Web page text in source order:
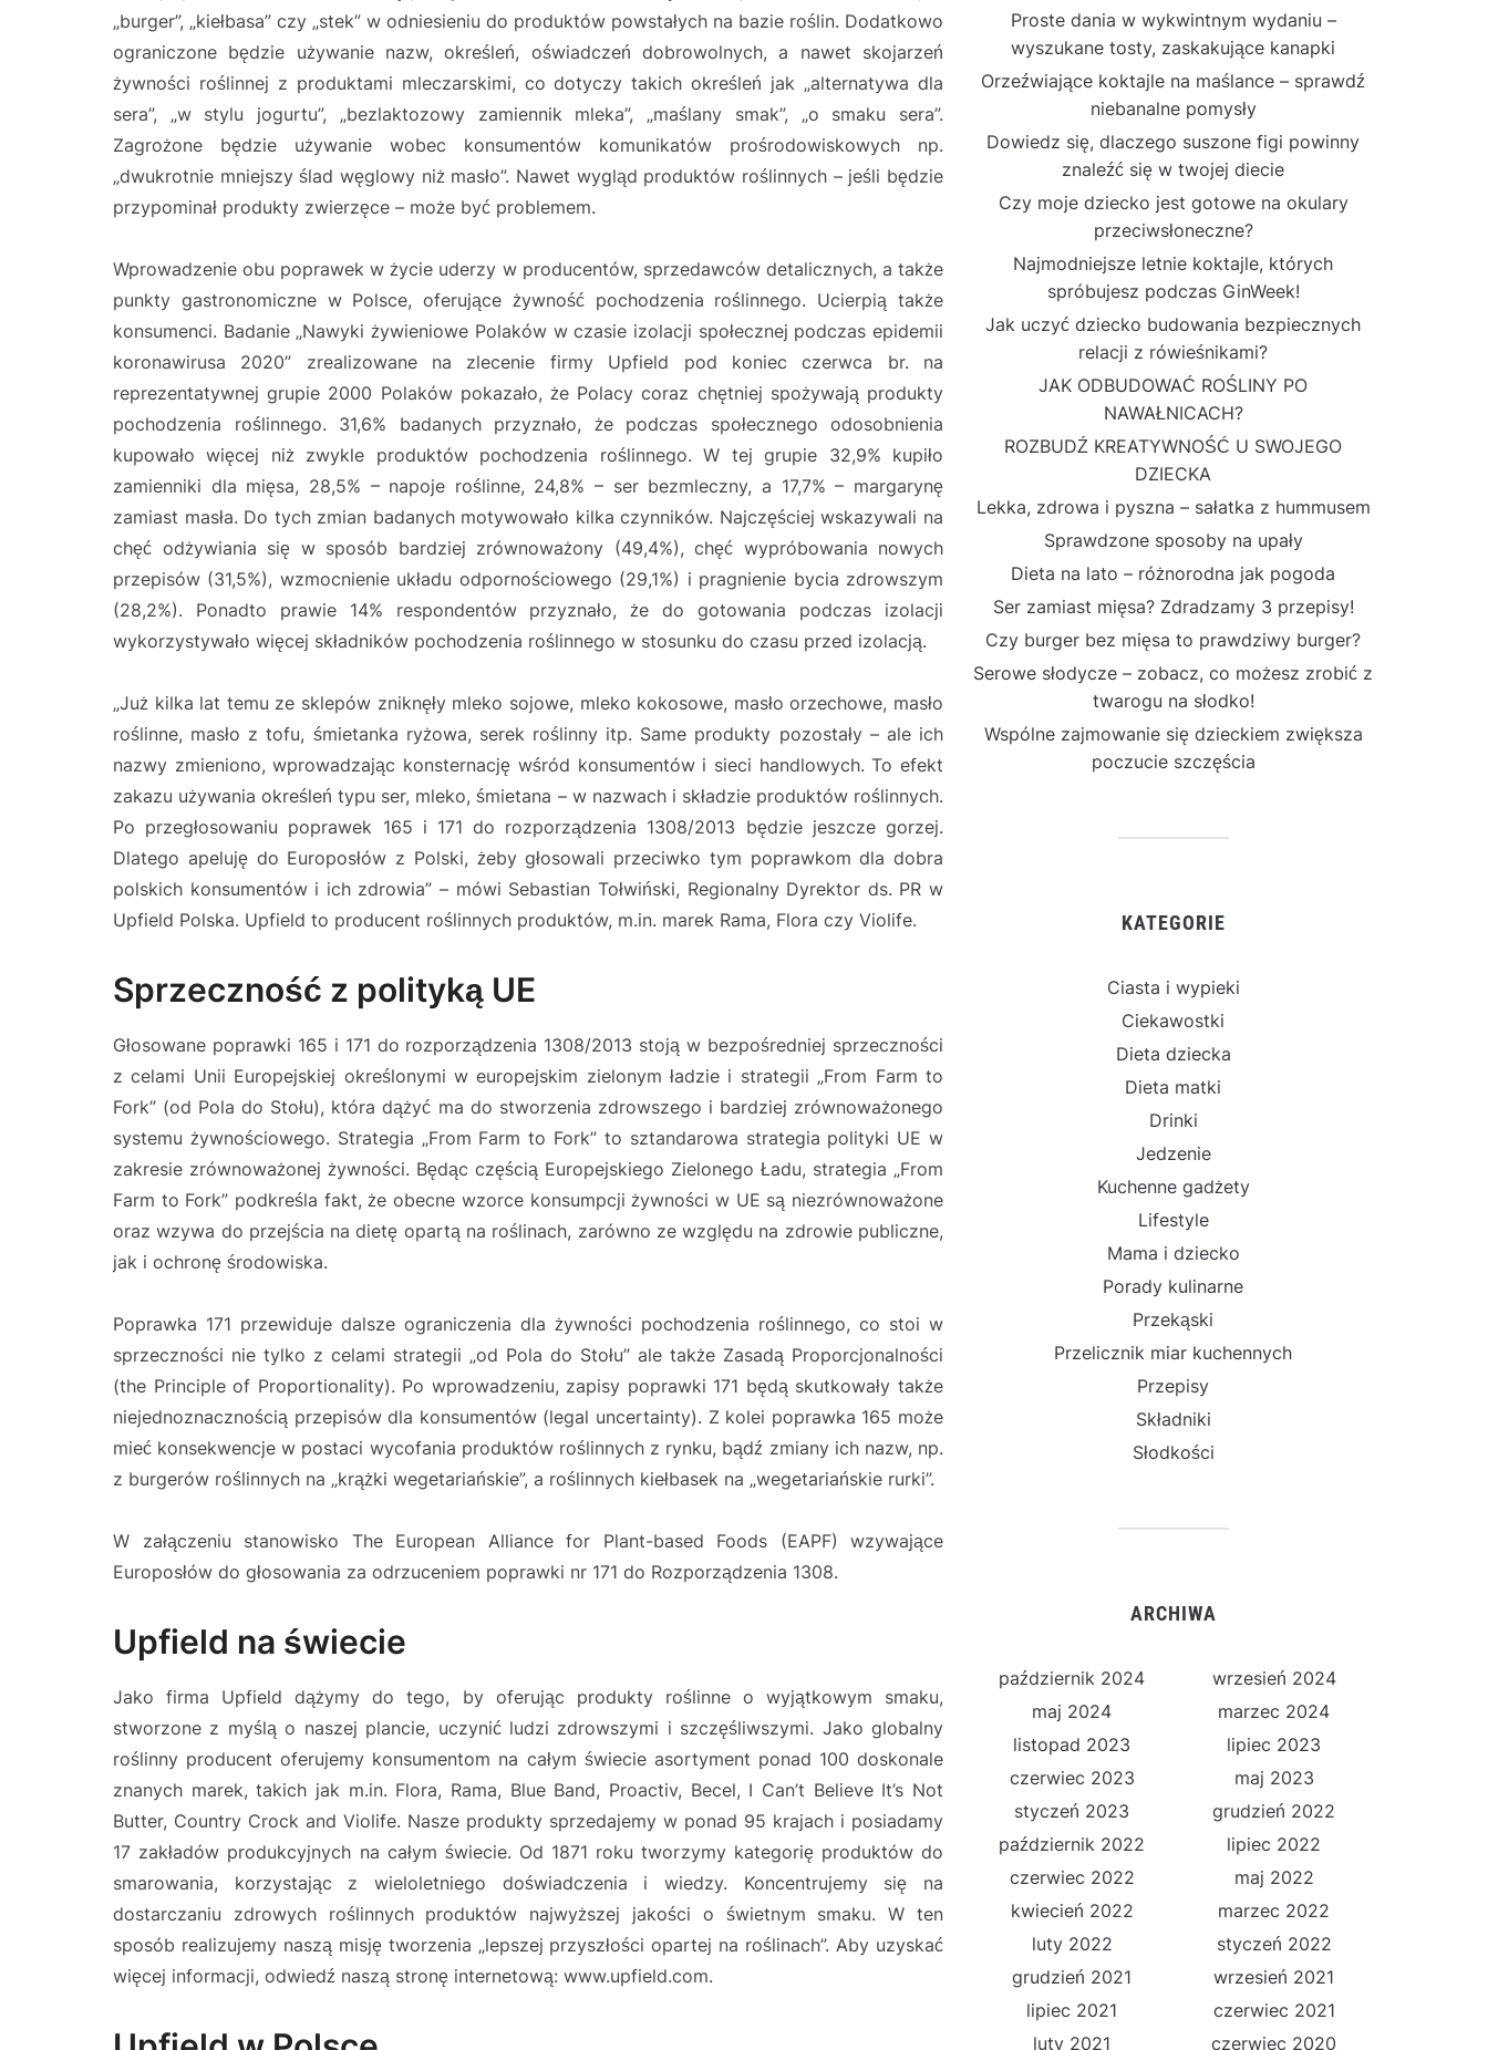
„burger”, „kiełbasa” czy „stek” w odniesieniu do produktów powstałych na bazie roślin. Dodatkowo
ograniczone będzie używanie nazw, określeń, oświadczeń dobrowolnych, a nawet skojarzeń
żywności roślinnej z produktami mleczarskimi, co dotyczy takich określeń jak „alternatywa dla
sera”, „w stylu jogurtu”, „bezlaktozowy zamiennik mleka”, „maślany smak”, „o smaku sera”.
Zagrożone będzie używanie wobec konsumentów komunikatów prośrodowiskowych np.
„dwukrotnie mniejszy ślad węglowy niż masło”. Nawet wygląd produktów roślinnych – jeśli będzie
przypominał produkty zwierzęce – może być problemem.
Wprowadzenie obu poprawek w życie uderzy w producentów, sprzedawców detalicznych, a także
punkty gastronomiczne w Polsce, oferujące żywność pochodzenia roślinnego. Ucierpią także
konsumenci. Badanie „Nawyki żywieniowe Polaków w czasie izolacji społecznej podczas epidemii
koronawirusa 2020” zrealizowane na zlecenie firmy Upfield pod koniec czerwca br. na
reprezentatywnej grupie 2000 Polaków pokazało, że Polacy coraz chętniej spożywają produkty
pochodzenia roślinnego. 31,6% badanych przyznało, że podczas społecznego odosobnienia
kupowało więcej niż zwykle produktów pochodzenia roślinnego. W tej grupie 32,9% kupiło
zamienniki dla mięsa, 28,5% – napoje roślinne, 24,8% – ser bezmleczny, a 17,7% – margarynę
zamiast masła. Do tych zmian badanych motywowało kilka czynników. Najczęściej wskazywali na
chęć odżywiania się w sposób bardziej zrównoważony (49,4%), chęć wypróbowania nowych
przepisów (31,5%), wzmocnienie układu odpornościowego (29,1%) i pragnienie bycia zdrowszym
(28,2%). Ponadto prawie 14% respondentów przyznało, że do gotowania podczas izolacji
wykorzystywało więcej składników pochodzenia roślinnego w stosunku do czasu przed izolacją.
„Już kilka lat temu ze sklepów zniknęły mleko sojowe, mleko kokosowe, masło orzechowe, masło
roślinne, masło z tofu, śmietanka ryżowa, serek roślinny itp. Same produkty pozostały – ale ich
nazwy zmieniono, wprowadzając konsternację wśród konsumentów i sieci handlowych. To efekt
zakazu używania określeń typu ser, mleko, śmietana – w nazwach i składzie produktów roślinnych.
Po przegłosowaniu poprawek 165 i 171 do rozporządzenia 1308/2013 będzie jeszcze gorzej.
Dlatego apeluję do Europosłów z Polski, żeby głosowali przeciwko tym poprawkom dla dobra
polskich konsumentów i ich zdrowia” – mówi Sebastian Tołwiński, Regionalny Dyrektor ds. PR w
Upfield Polska. Upfield to producent roślinnych produktów, m.in. marek Rama, Flora czy Violife.
Sprzeczność z polityką UE
Głosowane poprawki 165 i 171 do rozporządzenia 1308/2013 stoją w bezpośredniej sprzeczności
z celami Unii Europejskiej określonymi w europejskim zielonym ładzie i strategii „From Farm to
Fork” (od Pola do Stołu), która dążyć ma do stworzenia zdrowszego i bardziej zrównoważonego
systemu żywnościowego. Strategia „From Farm to Fork” to sztandarowa strategia polityki UE w
zakresie zrównoważonej żywności. Będąc częścią Europejskiego Zielonego Ładu, strategia „From
Farm to Fork” podkreśla fakt, że obecne wzorce konsumpcji żywności w UE są niezrównoważone
oraz wzywa do przejścia na dietę opartą na roślinach, zarówno ze względu na zdrowie publiczne,
jak i ochronę środowiska.
Poprawka 171 przewiduje dalsze ograniczenia dla żywności pochodzenia roślinnego, co stoi w
sprzeczności nie tylko z celami strategii „od Pola do Stołu” ale także Zasadą Proporcjonalności
(the Principle of Proportionality). Po wprowadzeniu, zapisy poprawki 171 będą skutkowały także
niejednoznacznością przepisów dla konsumentów (legal uncertainty). Z kolei poprawka 165 może
mieć konsekwencje w postaci wycofania produktów roślinnych z rynku, bądź zmiany ich nazw, np.
z burgerów roślinnych na „krążki wegetariańskie”, a roślinnych kiełbasek na „wegetariańskie rurki”.
W załączeniu stanowisko The European Alliance for Plant-based Foods (EAPF) wzywające
Europosłów do głosowania za odrzuceniem poprawki nr 171 do Rozporządzenia 1308.
Upfield na świecie
Jako firma Upfield dążymy do tego, by oferując produkty roślinne o wyjątkowym smaku,
stworzone z myślą o naszej plancie, uczynić ludzi zdrowszymi i szczęśliwszymi. Jako globalny
roślinny producent oferujemy konsumentom na całym świecie asortyment ponad 100 doskonale
znanych marek, takich jak m.in. Flora, Rama, Blue Band, Proactiv, Becel, I Can’t Believe It’s Not
Butter, Country Crock and Violife. Nasze produkty sprzedajemy w ponad 95 krajach i posiadamy
17 zakładów produkcyjnych na całym świecie. Od 1871 roku tworzymy kategorię produktów do
smarowania, korzystając z wieloletniego doświadczenia i wiedzy. Koncentrujemy się na
dostarczaniu zdrowych roślinnych produktów najwyższej jakości o świetnym smaku. W ten
sposób realizujemy naszą misję tworzenia „lepszej przyszłości opartej na roślinach”. Aby uzyskać
więcej informacji, odwiedź naszą stronę internetową: www.upfield.com.
Proste dania w wykwintnym wydaniu –
wyszukane tosty, zaskakujące kanapki
Orzeźwiające koktajle na maślance – sprawdź
niebanalne pomysły
Dowiedz się, dlaczego suszone figi powinny
znaleźć się w twojej diecie
Czy moje dziecko jest gotowe na okulary
przeciwsłoneczne?
Najmodniejsze letnie koktajle, których
spróbujesz podczas GinWeek!
Jak uczyć dziecko budowania bezpiecznych
relacji z rówieśnikami?
JAK ODBUDOWAĆ ROŚLINY PO
NAWAŁNICACH?
ROZBUDŹ KREATYWNOŚĆ U SWOJEGO
DZIECKA
Lekka, zdrowa i pyszna – sałatka z hummusem
Sprawdzone sposoby na upały
Dieta na lato – różnorodna jak pogoda
Ser zamiast mięsa? Zdradzamy 3 przepisy!
Czy burger bez mięsa to prawdziwy burger?
Serowe słodycze – zobacz, co możesz zrobić z
twarogu na słodko!
Wspólne zajmowanie się dzieckiem zwiększa
poczucie szczęścia
KATEGORIE
Ciasta i wypieki
Ciekawostki
Dieta dziecka
Dieta matki
Drinki
Jedzenie
Kuchenne gadżety
Lifestyle
Mama i dziecko
Porady kulinarne
Przekąski
Przelicznik miar kuchennych
Przepisy
Składniki
Słodkości
ARCHIWA
październik 2024
wrzesień 2024
maj 2024
marzec 2024
listopad 2023
lipiec 2023
czerwiec 2023
maj 2023
styczeń 2023
grudzień 2022
październik 2022
lipiec 2022
czerwiec 2022
maj 2022
kwiecień 2022
marzec 2022
luty 2022
styczeń 2022
grudzień 2021
wrzesień 2021
lipiec 2021
czerwiec 2021
luty 2021
czerwiec 2020